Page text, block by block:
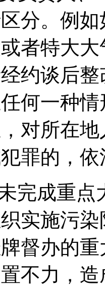
分。例
者特大
约谈后
何一种
对所在
罪的，
完成重点
实施污
督办的
不力，